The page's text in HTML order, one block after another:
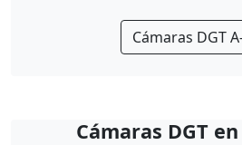
Cámaras DGT
Cámaras DGT